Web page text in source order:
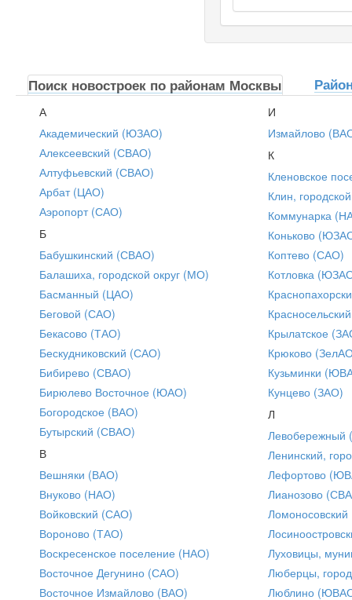
Поиск новостроек по районам Москвы
А
Академический (ЮЗАО)
Алексеевский (СВАО)
Алтуфьевский (СВАО)
Арбат (ЦАО)
Аэропорт (САО)
Б
Бабушкинский (СВАО)
Балашиха, городской округ (МО)
Басманный (ЦАО)
Беговой (САО)
Бекасово (ТАО)
Бескудниковский (САО)
Бибирево (СВАО)
Бирюлево Восточное (ЮАО)
Богородское (ВАО)
Бутырский (СВАО)
В
Вешняки (ВАО)
Внуково (НАО)
Войковский (САО)
Вороново (ТАО)
Воскресенское поселение (НАО)
Восточное Дегунино (САО)
Восточное Измайлово (ВАО)
И
Измайлово
К
Кленовское
Клин,
Коммунарка
Коньково
Коптево (САО)
Котловка
Крылатское
Крюково
Кузьминки
Кунцево (ЗАО)
Л
Ленинский,
Лефортово
Лианозово
Луховицы,
Люберцы,
Люблино